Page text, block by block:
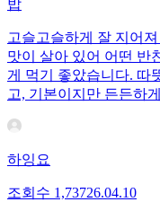
밥
고슬고슬하게 잘 지어
맛이 살아 있어 어떤 반
게 먹기 좋았습니다. 따
고, 기본이지만 든든하
하잉요
조회수 1,73726.04.10